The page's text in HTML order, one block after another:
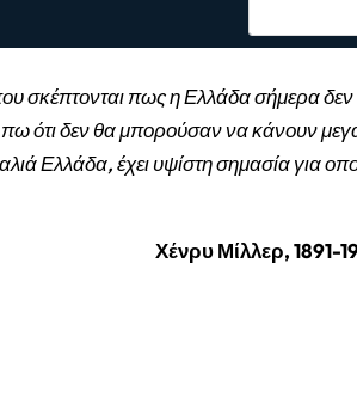
σκέπτονται πως η Ελλάδα σήμερα δεν
πω ότι δεν θα μπορούσαν να κάνουν
Ελλάδα, έχει υψίστη σημασία για
Χένρυ Μίλλερ, 1891-